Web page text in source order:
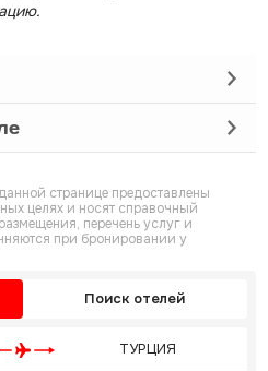
странице предоставлены
целях и носят справочный
перечень услуг и
при бронировании у
Поиск отелей
ТУРЦИЯ